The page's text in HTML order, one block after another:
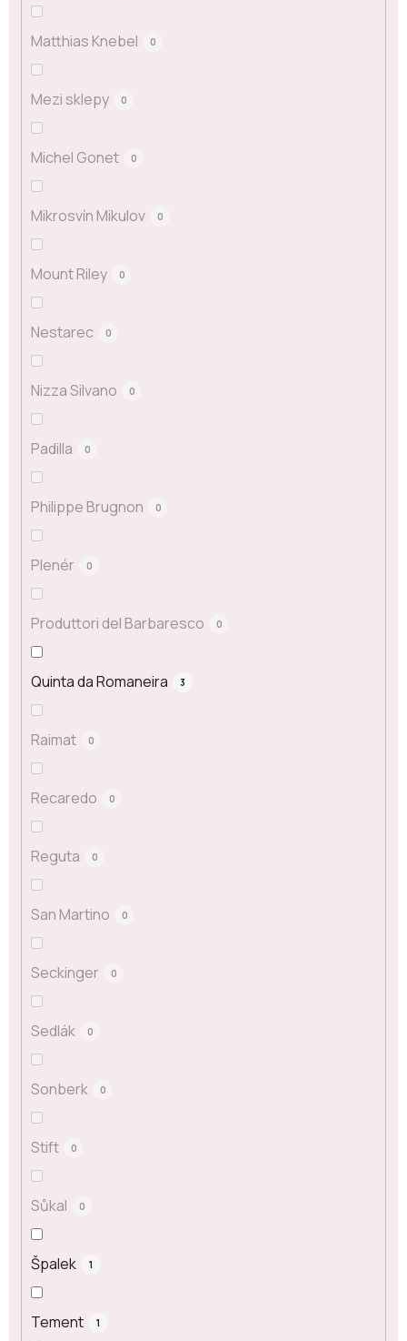
Matthias Knebel 0
Mezi sklepy 0
Michel Gonet 0
Mikrosvín Mikulov 0
Mount Riley 0
Nestarec 0
Nizza Silvano 0
Padilla 0
Philippe Brugnon 0
Plenér 0
Produttori del Barbaresco 0
Quinta da Romaneira 3
Raimat 0
Recaredo 0
Reguta 0
San Martino 0
Seckinger 0
Sedlák 0
Sonberk 0
Stift 0
Sůkal 0
Špalek 1
Tement 1